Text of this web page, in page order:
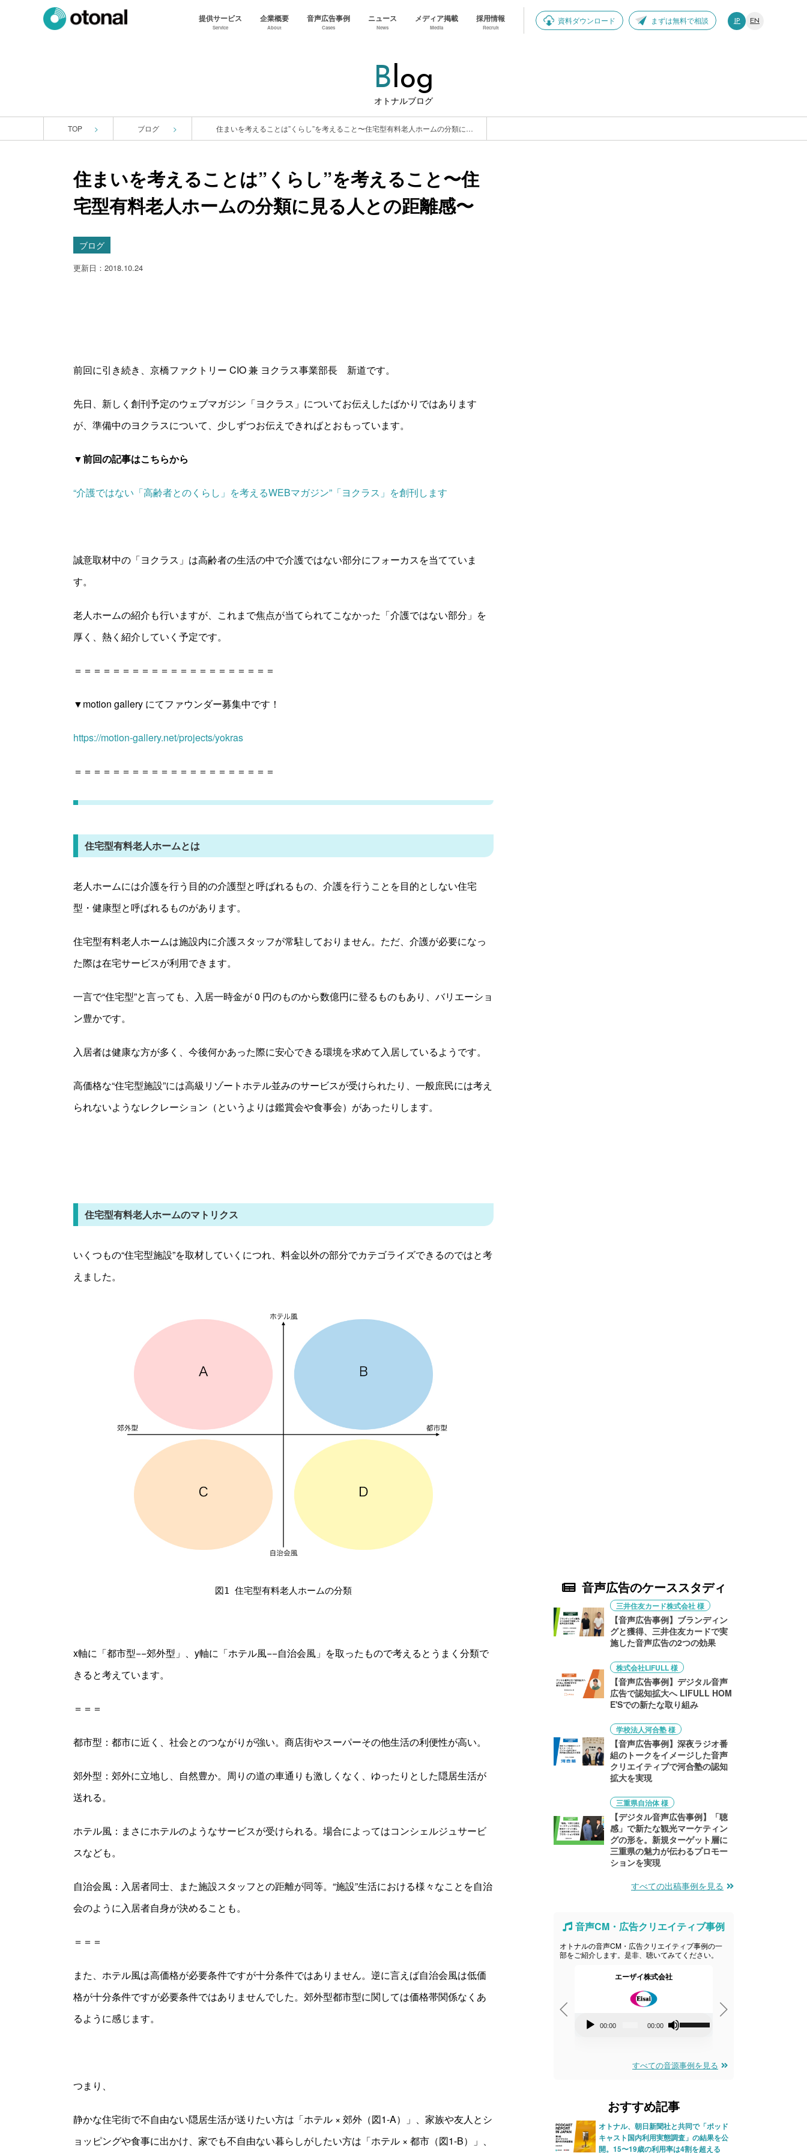
提供サービス
Service
企業概要
About
音声広告事例
Cases
ニュース
News
メディア掲載
Media
採用情報
Recruit
資料ダウンロード まずは無料で相談 JP EN
BLog
オトナルブログ
TOP ブログ 住まいを考えることは”くらし”を考えること〜住宅型有料老人ホームの分類に見る人との距離感〜
住まいを考えることは”くらし”を考えること〜住
宅型有料老人ホームの分類に見る人との距離感〜
ブログ
更新日：2018.10.24
前回に引き続き、京橋ファクトリー CIO 兼 ヨクラス事業部長 新道です。
先日、新しく創刊予定のウェブマガジン「ヨクラス」についてお伝えしたばかりではあります
が、準備中のヨクラスについて、少しずつお伝えできればとおもっています。
▼前回の記事はこちらから
“介護ではない「高齢者とのくらし」を考えるWEBマガジン”「ヨクラス」を創刊します
誠意取材中の「ヨクラス」は高齢者の生活の中で介護ではない部分にフォーカスを当てていま
す。
老人ホームの紹介も行いますが、これまで焦点が当てられてこなかった「介護ではない部分」を
厚く、熱く紹介していく予定です。
＝＝＝＝＝＝＝＝＝＝＝＝＝＝＝＝＝＝＝＝＝
▼motion gallery にてファウンダー募集中です！
https://motion-gallery.net/projects/yokras
＝＝＝＝＝＝＝＝＝＝＝＝＝＝＝＝＝＝＝＝＝
住宅型有料老人ホームとは
老人ホームには介護を行う目的の介護型と呼ばれるもの、介護を行うことを目的としない住宅
型・健康型と呼ばれるものがあります。
住宅型有料老人ホームは施設内に介護スタッフが常駐しておりません。ただ、介護が必要になっ
た際は在宅サービスが利用できます。
一言で“住宅型”と言っても、入居一時金が 0 円のものから数億円に登るものもあり、バリエーショ
ン豊かです。
入居者は健康な方が多く、今後何かあった際に安心できる環境を求めて入居しているようです。
高価格な“住宅型施設”には高級リゾートホテル並みのサービスが受けられたり、一般庶民には考え
られないようなレクレーション（というよりは鑑賞会や食事会）があったりします。
住宅型有料老人ホームのマトリクス
いくつもの“住宅型施設”を取材していくにつれ、料金以外の部分でカテゴライズできるのではと考
えました。
図1 住宅型有料老人ホームの分類
x軸に「都市型−−郊外型」、y軸に「ホテル風−−自治会風」を取ったもので考えるとうまく分類で
きると考えています。
＝＝＝
都市型：都市に近く、社会とのつながりが強い。商店街やスーパーその他生活の利便性が高い。
郊外型：郊外に立地し、自然豊か。周りの道の車通りも激しくなく、ゆったりとした隠居生活が
送れる。
ホテル風：まさにホテルのようなサービスが受けられる。場合によってはコンシェルジュサービ
スなども。
自治会風：入居者同士、また施設スタッフとの距離が同等。“施設”生活における様々なことを自治
会のように入居者自身が決めることも。
＝＝＝
また、ホテル風は高価格が必要条件ですが十分条件ではありません。逆に言えば自治会風は低価
格が十分条件ですが必要条件ではありませんでした。郊外型都市型に関しては価格帯関係なくあ
るように感じます。
つまり、
静かな住宅街で不自由ない隠居生活が送りたい方は「ホテル × 郊外（図1-A）」、家族や友人とシ
ョッピングや食事に出かけ、家でも不自由ない暮らしがしたい方は「ホテル × 都市（図1-B）」、
音声広告のケーススタディ
三井住友カード株式会社 様
【音声広告事例】ブランディン
グと獲得、三井住友カードで実
施した音声広告の2つの効果
株式会社LIFULL 様
【音声広告事例】デジタル音声
広告で認知拡大へ LIFULL HOM
E'Sでの新たな取り組み
学校法人河合塾 様
【音声広告事例】深夜ラジオ番
組のトークをイメージした音声
クリエイティブで河合塾の認知
拡大を実現
三重県自治体 様
【デジタル音声広告事例】「聴
感」で新たな観光マーケティン
グの形を。新規ターゲット層に
三重県の魅力が伝わるプロモー
ションを実現
すべての出稿事例を見る
音声CM・広告クリエイティブ事例
オトナルの音声CM・広告クリエイティブ事例の一
部をご紹介します。是非、聴いてみてください。
一般財団法人 国際ビジネスコミュニケ
ーション協会
ヤ
ー
エーザイ株式会社
ー
00:00 00:00
ボ
ー
調
節
に
ー
すべての音源事例を見る
おすすめ記事
オトナル、朝日新聞社と共同で「ポッド
キャスト国内利用実態調査」の結果を公
開。15〜19歳の利用率は4割を超える